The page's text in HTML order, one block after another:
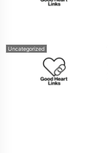
Uncategorized